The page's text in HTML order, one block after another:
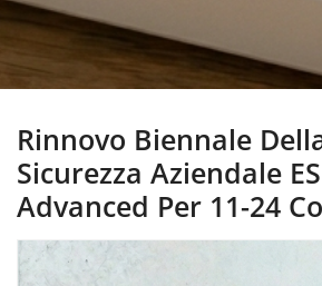
Rinnovo Biennale
Sicurezza Aziendale
Advanced Per 11-24